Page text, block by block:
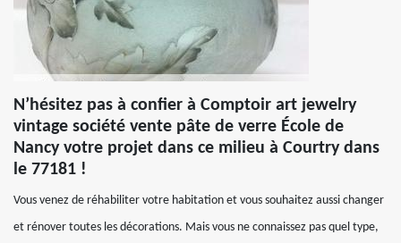
N’hésitez pas à confier à Comptoir art jewelry
vintage société vente pâte de verre École de
Nancy votre projet dans ce milieu à Courtry dans
le 77181 !
Vous venez de réhabiliter votre habitation et vous souhaitez aussi changer
et rénover toutes les décorations. Mais vous ne connaissez pas quel type,